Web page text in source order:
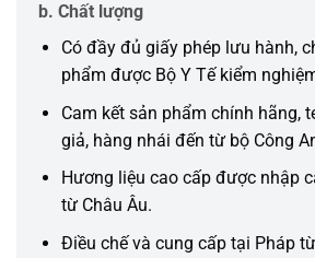
b. Chất lượng
Có đầy đủ giấy phép lưu hành,
phẩm được Bộ Y Tế kiểm
Cam kết sản phẩm chính hãng,
giả, hàng nhái đến từ bộ Công
Hương liệu cao cấp được nhập
từ Châu Âu.
Điều chế và cung cấp tại Pháp